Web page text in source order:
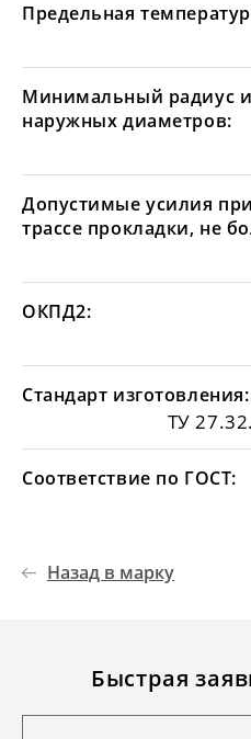
Предельная
Минимальный радиус
наружных диаметров:
Допустимые усилия
трассе прокладки, не
ОКПД2:
Стандарт изготовления:
ТУ
Соответствие по ГОСТ:
Назад в марку
Быстрая